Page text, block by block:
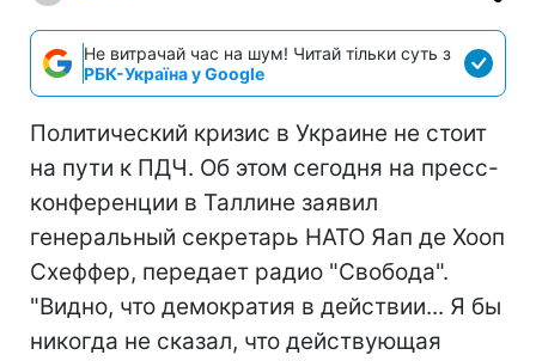
Не витрачай час на шум! Читай тільки суть з
РБК-Україна у Google
Политический кризис в Украине не стоит
на пути к ПДЧ. Об этом сегодня на пресс-
конференции в Таллине заявил
генеральный секретарь НАТО Яап де Хооп
Схеффер, передает радио "Свобода".
"Видно, что демократия в действии... Я бы
никогда не сказал, что действующая